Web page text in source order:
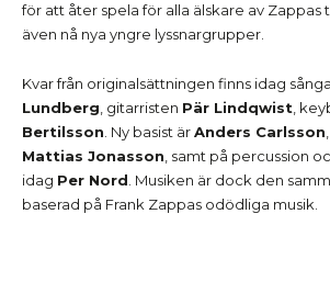
för att åter spela för alla älskare av Zappas
även nå nya yngre lyssnargrupper.
Kvar från originalsättningen finns idag
Lundberg , gitarristen Pär Lindqwist ,
Bertilsson . Ny basist ärAnders Carlsson
Mattias Jonasson , samt på percussion
idag Per Nord . Musiken är dock den
baserad på Frank Zappas odödliga musik.